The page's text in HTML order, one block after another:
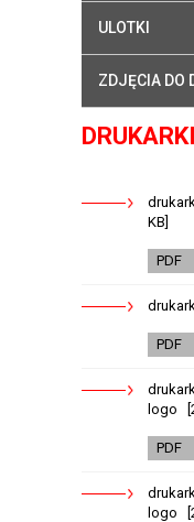
ULOTKI
ZDJĘCIA DO
DRUKARKI
KB]
PDF
PDF
logo
PDF
logo